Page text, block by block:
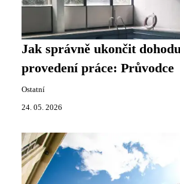
Jak správně ukončit
provedení práce: Průvodce
Ostatní
24. 05. 2026